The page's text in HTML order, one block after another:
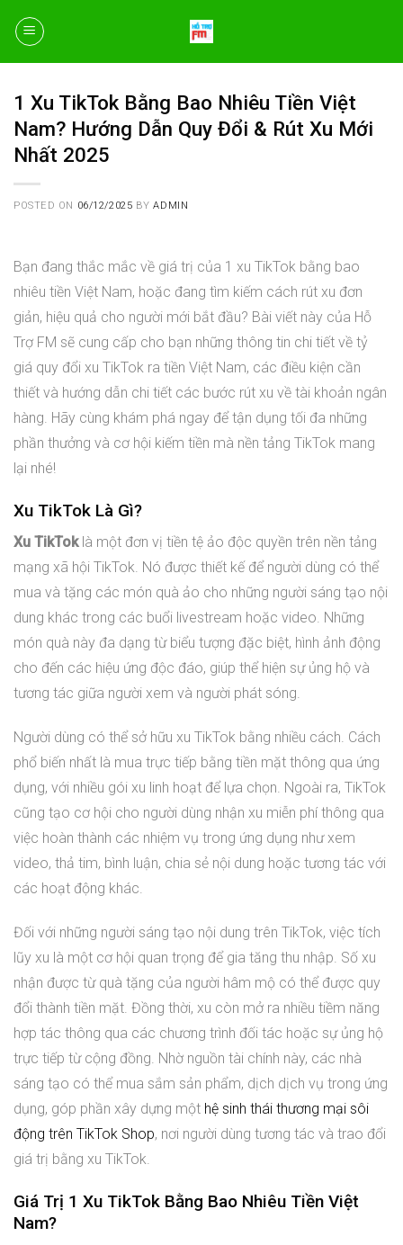
content
1 Xu TikTok Bằng Bao Nhiêu Tiền Việt
Nam? Hướng Dẫn Quy Đổi & Rút Xu Mới
Nhất 2025
POSTED ON 06/12/2025 BYADMIN
Bạn đang thắc mắc về giá trị của 1 xu TikTok bằng bao
nhiêu tiền Việt Nam, hoặc đang tìm kiếm cách rút xu đơn
giản, hiệu quả cho người mới bắt đầu? Bài viết này của Hỗ
Trợ FM sẽ cung cấp cho bạn những thông tin chi tiết về tỷ
giá quy đổi xu TikTok ra tiền Việt Nam, các điều kiện cần
thiết và hướng dẫn chi tiết các bước rút xu về tài khoản ngân
hàng. Hãy cùng khám phá ngay để tận dụng tối đa những
phần thưởng và cơ hội kiếm tiền mà nền tảng TikTok mang
lại nhé!
Xu TikTok Là Gì?
Xu TikToklà một đơn vị tiền tệ ảo độc quyền trên nền tảng
mạng xã hội TikTok. Nó được thiết kế để người dùng có thể
mua và tặng các món quà ảo cho những người sáng tạo nội
dung khác trong các buổi livestream hoặc video. Những
món quà này đa dạng từ biểu tượng đặc biệt, hình ảnh động
cho đến các hiệu ứng độc đáo, giúp thể hiện sự ủng hộ và
tương tác giữa người xem và người phát sóng.
Người dùng có thể sở hữu xu TikTok bằng nhiều cách. Cách
phổ biến nhất là mua trực tiếp bằng tiền mặt thông qua ứng
dụng, với nhiều gói xu linh hoạt để lựa chọn. Ngoài ra, TikTok
cũng tạo cơ hội cho người dùng nhận xu miễn phí thông qua
việc hoàn thành các nhiệm vụ trong ứng dụng như xem
video, thả tim, bình luận, chia sẻ nội dung hoặc tương tác với
các hoạt động khác.
Đối với những người sáng tạo nội dung trên TikTok, việc tích
lũy xu là một cơ hội quan trọng để gia tăng thu nhập. Số xu
nhận được từ quà tặng của người hâm mộ có thể được quy
đổi thành tiền mặt. Đồng thời, xu còn mở ra nhiều tiềm năng
hợp tác thông qua các chương trình đối tác hoặc sự ủng hộ
trực tiếp từ cộng đồng. Nhờ nguồn tài chính này, các nhà
sáng tạo có thể mua sắm sản phẩm, dịch dịch vụ trong ứng
dụng, góp phần xây dựng một hệ sinh thái thương mại sôi
động trên TikTok Shop, nơi người dùng tương tác và trao đổi
giá trị bằng xu TikTok.
Giá Trị 1 Xu TikTok Bằng Bao Nhiêu Tiền Việt
Nam?